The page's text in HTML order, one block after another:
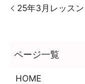
25年3月レッス
HOME